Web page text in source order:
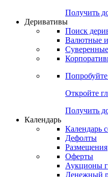
Получить
Деривативы
Поиск
Валютные
Попробуйте
Откройте
Получить
Календарь
Календарь
Дефолты
Размещения
Оферты
Аукционы
Денежный